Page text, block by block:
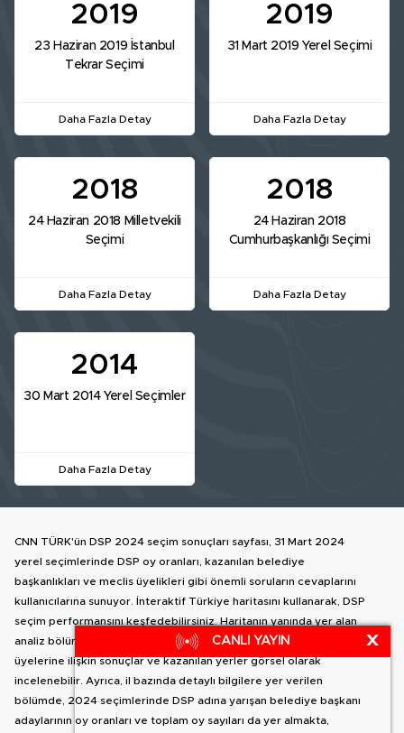
2019
23 Haziran 2019 İstanbul
Tekrar Seçimi
Daha Fazla Detay
2019
31 Mart 2019 Yerel Seçimi
Daha Fazla Detay
2018
24 Haziran 2018 Milletvekili
Seçimi
Daha Fazla Detay
2018
24 Haziran 2018
Cumhurbaşkanlığı Seçimi
Daha Fazla Detay
2014
30 Mart 2014 Yerel Seçimler
Daha Fazla Detay
CNN TÜRK'ün DSP 2024 seçim sonuçları sayfası, 31 Mart 2024
yerel seçimlerinde DSP oy oranları, kazanılan belediye
başkanlıkları ve meclis üyelikleri gibi önemli soruların cevaplarını
kullanıcılarına sunuyor. İnteraktif Türkiye haritasını kullanarak, DSP
seçim performansını keşfedebilirsiniz. Haritanın yanında yer alan
analiz bölümünde, DSP Türkiye genelindeki oy dağılımı, meclis
üyelerine ilişkin sonuçlar ve kazanılan yerler görsel olarak
incelenebilir. Ayrıca, il bazında detaylı bilgilere yer verilen
bölümde, 2024 seçimlerinde DSP adına yarışan belediye başkanı
adaylarının oy oranları ve toplam oy sayıları da yer almakta,
CANLI YAYIN X